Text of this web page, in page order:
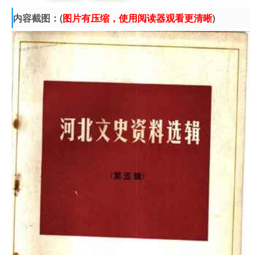
内容截图：(图片有压缩，使用阅读器观看更清晰)